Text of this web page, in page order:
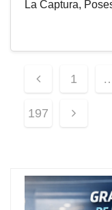
La Captura,
De
Entradas
1
197